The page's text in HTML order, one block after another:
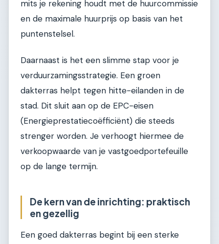
mits je rekening houdt met de huurcommissie
en de maximale huurprijs op basis van het
puntenstelsel.
Daarnaast is het een slimme stap voor je
verduurzamingsstrategie. Een groen
dakterras helpt tegen hitte-eilanden in de
stad. Dit sluit aan op de EPC-eisen
(Energieprestatiecoëfficiënt) die steeds
strenger worden. Je verhoogt hiermee de
verkoopwaarde van je vastgoedportefeuille
op de lange termijn.
De kern van de inrichting: praktisch
en gezellig
Een goed dakterras begint bij een sterke